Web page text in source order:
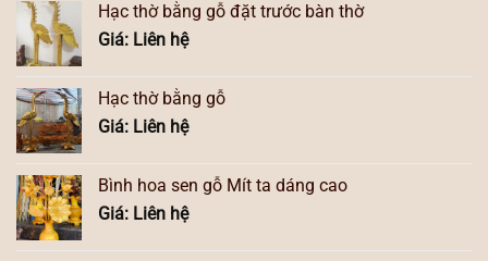
Hạc thờ bằng gỗ đặt trước bàn thờ
Giá: Liên hệ
Hạc thờ bằng gỗ
Giá: Liên hệ
Bình hoa sen gỗ Mít ta dáng cao
Giá: Liên hệ